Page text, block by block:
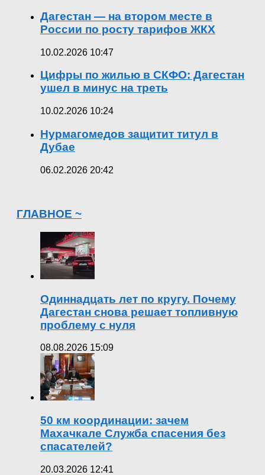
Дагестан — на втором месте в
России по росту тарифов ЖКХ
10.02.2026 10:47
Цифры по жилью в СКФО: Дагестан
ушел в минус на треть
10.02.2026 10:24
Нурмагомедов защитит титул в
Дубае
06.02.2026 20:42
ГЛАВНОЕ ~
Одиннадцать лет по кругу. Почему
Дагестан снова решает топливную
проблему с нуля
08.08.2026 15:09
50 км координации: зачем
Махачкале Служба спасения без
спасателей?
20.03.2026 12:41